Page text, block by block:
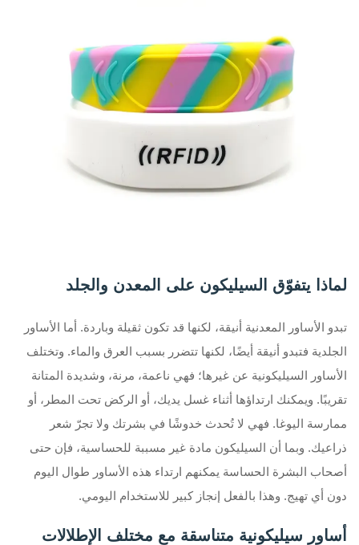
لماذا يتفوّق السيليكون على المعدن والجلد
تبدو الأساور المعدنية أنيقة، لكنها قد تكون ثقيلة وباردة. أما الأساور
الجلدية فتبدو أنيقة أيضًا، لكنها تتضرر بسبب العرق والماء. وتختلف
الأساور السيليكونية عن غيرها؛ فهي ناعمة، مرنة، وشديدة المتانة
تقريبًا. ويمكنك ارتداؤها أثناء غسل يديك، أو الركض تحت المطر، أو
ممارسة اليوغا. فهي لا تُحدث خدوشًا في بشرتك ولا تجرّ شعر
ذراعيك. وبما أن السيليكون مادة غير مسببة للحساسية، فإن حتى
أصحاب البشرة الحساسة يمكنهم ارتداء هذه الأساور طوال اليوم
دون أي تهيج. وهذا بالفعل إنجاز كبير للاستخدام اليومي.
أساور سيليكونية متناسقة مع مختلف الإطلالات